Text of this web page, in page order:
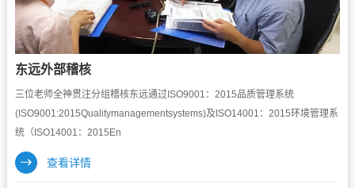
东远外部稽核
三位老师全神贯注分组稽核东远通过ISO9001：2015品质管理系统
(ISO9001:2015Qualitymanagementsystems)及ISO14001：2015环境管理系
统（ISO14001：2015En
查看详情